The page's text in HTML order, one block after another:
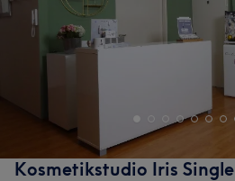
Kosmetikstudio Iris